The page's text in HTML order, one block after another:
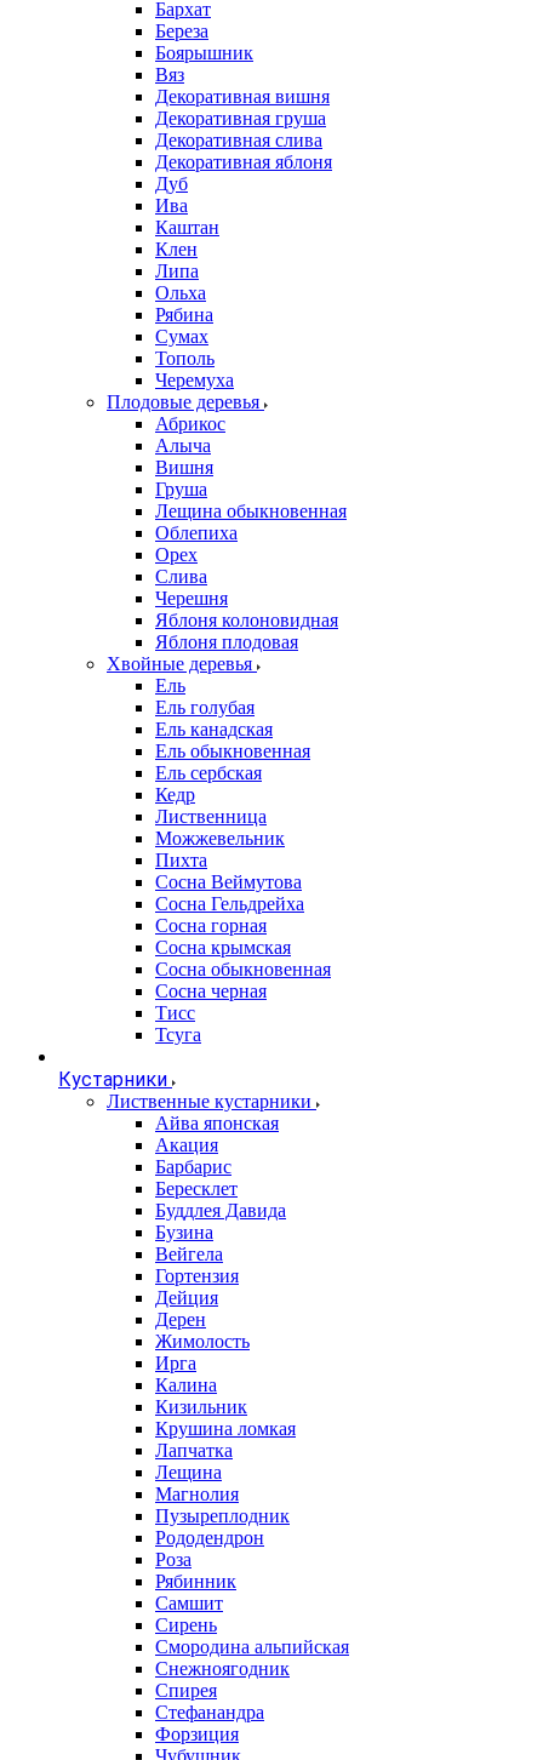
Бархат
Береза
Боярышник
Вяз
Декоративная вишня
Декоративная груша
Декоративная слива
Декоративная яблоня
Дуб
Ива
Каштан
Клен
Липа
Ольха
Рябина
Сумах
Тополь
Черемуха
Плодовые деревья
Абрикос
Алыча
Вишня
Груша
Лещина обыкновенная
Облепиха
Орех
Слива
Черешня
Яблоня колоновидная
Яблоня плодовая
Хвойные деревья
Ель
Ель голубая
Ель канадская
Ель обыкновенная
Ель сербская
Кедр
Лиственница
Можжевельник
Пихта
Сосна Веймутова
Сосна Гельдрейха
Сосна горная
Сосна крымская
Сосна обыкновенная
Сосна черная
Тисс
Тсуга
Кустарники
Лиственные кустарники
Айва японская
Акация
Барбарис
Бересклет
Буддлея Давида
Бузина
Вейгела
Гортензия
Дейция
Дерен
Жимолость
Ирга
Калина
Кизильник
Крушина ломкая
Лапчатка
Лещина
Магнолия
Пузыреплодник
Рододендрон
Роза
Рябинник
Самшит
Сирень
Смородина альпийская
Снежноягодник
Спирея
Стефанандра
Форзиция
Чубушник